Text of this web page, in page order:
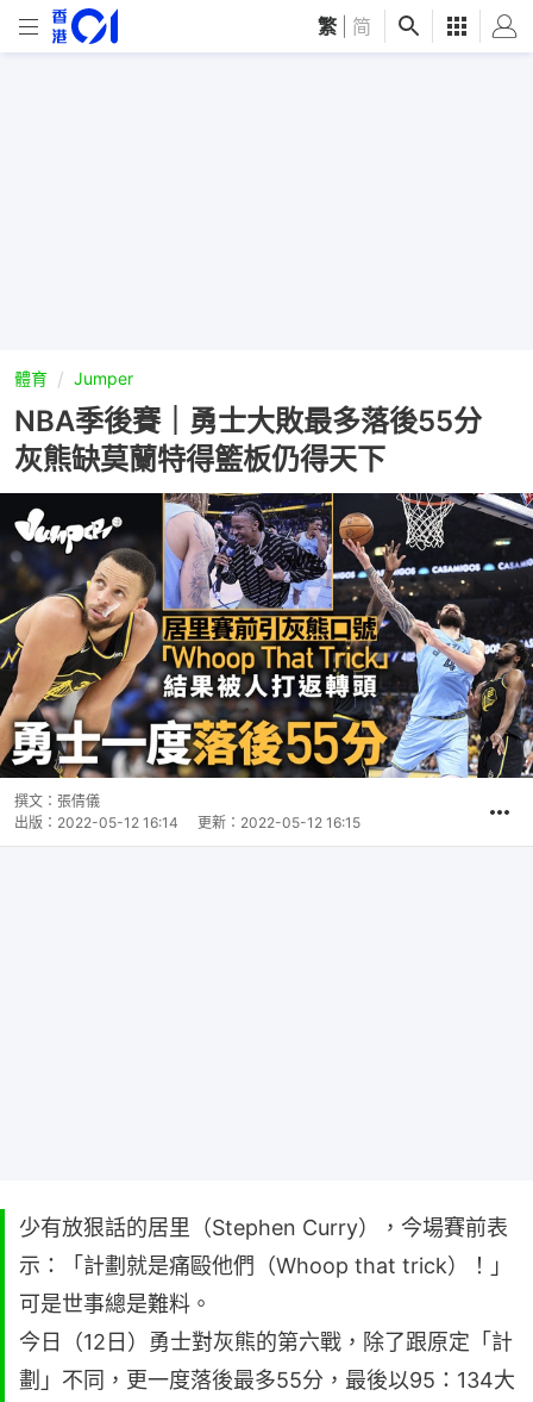
繁 简
體育 Jumper
NBA季後賽｜勇士大敗最多落後55分
灰熊缺莫蘭特得籃板仍得天下
撰文： 張倩儀
出版： 2022-05-12 16:14 更新： 2022-05-12 16:15
少有放狠話的居里（Stephen Curry），今場賽前表
示：「計劃就是痛毆他們（Whoop that trick）！」
可是世事總是難料。
今日（12日）勇士對灰熊的第六戰，除了跟原定「計
劃」不同，更一度落後最多55分，最後以95：134大